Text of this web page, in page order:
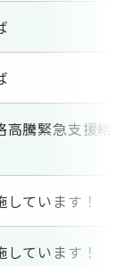
高騰緊急支援給
しています！
しています！